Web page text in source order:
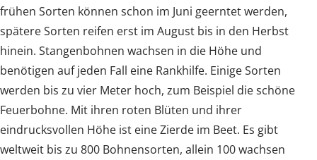
frühen Sorten können schon im Juni geerntet werden,
spätere Sorten reifen erst im August bis in den Herbst
hinein. Stangenbohnen wachsen in die Höhe und
benötigen auf jeden Fall eine Rankhilfe. Einige Sorten
werden bis zu vier Meter hoch, zum Beispiel die schöne
Feuerbohne. Mit ihren roten Blüten und ihrer
eindrucksvollen Höhe ist eine Zierde im Beet. Es gibt
weltweit bis zu 800 Bohnensorten, allein 100 wachsen